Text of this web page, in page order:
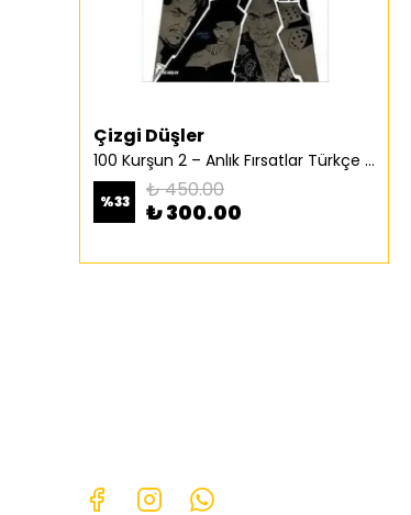
Çizgi Düşler
100 Kurşun 2 – Anlık Fırsatlar Türkçe Çizgi Roman
%33 ₺ 450.00
₺ 300.00